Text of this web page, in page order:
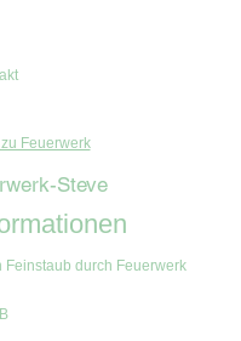
Feuerwerk
Steve
Feinstaub durch Feuerwerk